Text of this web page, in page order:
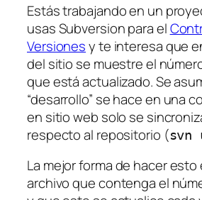
Estás trabajando en un
usas Subversion para el
Versionesy te interesa que
del sitio se muestre el
que está actualizado. Se
“desarrollo” se hace en una
en sitio web solo se
respecto al repositorio (svn
La mejor forma de hacer esto
archivo que contenga el